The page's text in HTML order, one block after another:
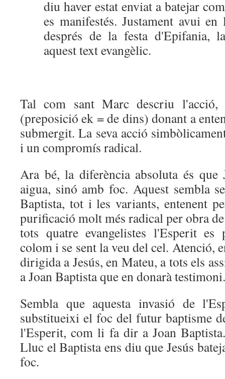
diu haver estat enviat a batejar
es manifestés. Justament avui
després de la festa d'Epifania,
aquest text evangèlic.
Tal com sant Marc descriu l'acció,
(preposició ek = de dins) donant a
submergit. La seva acció
i un compromís radical.
Ara bé, la diferència absoluta és que
aigua, sinó amb foc. Aquest sembla
Baptista, tot i les variants, entenent
purificació molt més radical per obra
tots quatre evangelistes l'Esperit es
colom i se sent la veu del cel. Atenció,
dirigida a Jesús, en Mateu, a tots els
a Joan Baptista que en donarà testimoni.
Sembla que aquesta invasió de
substitueixi el foc del futur baptisme
l'Esperit, com li fa dir a Joan
Lluc el Baptista ens diu que Jesús
foc.